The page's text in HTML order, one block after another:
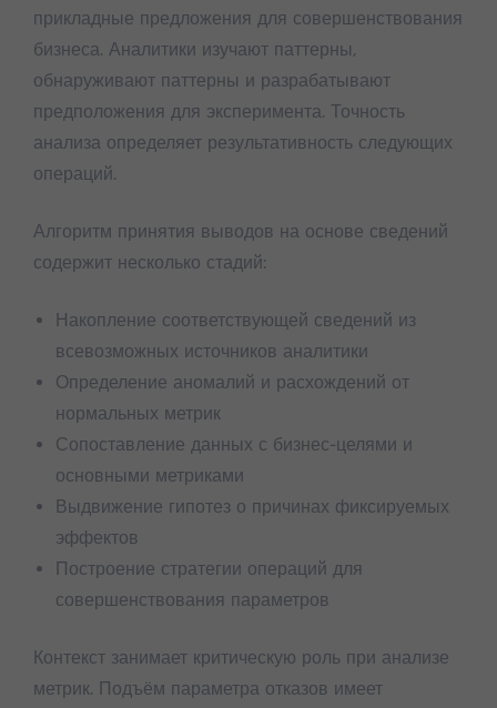
прикладные предложения для совершенствования
бизнеса. Аналитики изучают паттерны,
обнаруживают паттерны и разрабатывают
предположения для эксперимента. Точность
анализа определяет результативность следующих
операций.
Алгоритм принятия выводов на основе сведений
содержит несколько стадий:
Накопление соответствующей сведений из
всевозможных источников аналитики
Определение аномалий и расхождений от
нормальных метрик
Сопоставление данных с бизнес-целями и
основными метриками
Выдвижение гипотез о причинах фиксируемых
эффектов
Построение стратегии операций для
совершенствования параметров
Контекст занимает критическую роль при анализе
метрик. Подъём параметра отказов имеет